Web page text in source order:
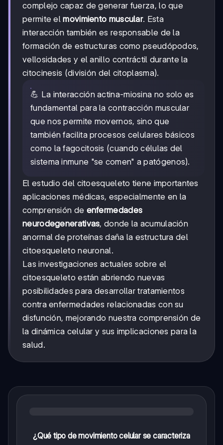
complejo capaz de generar fuerza, lo que
permite elmovimiento muscular. Esta
interacción también es responsable de la
formación de estructuras como pseudópodos,
vellosidades y el anillo contráctil durante la
citocinesis (división del citoplasma).
💪 La interacción actina-miosina no solo es
fundamental para la contracción muscular
que nos permite movernos, sino que
también facilita procesos celulares básicos
como la fagocitosis (cuando células del
sistema inmune "se comen" a patógenos).
El estudio del citoesqueleto tiene importantes
aplicaciones médicas, especialmente en la
comprensión de enfermedades
neurodegenerativas, donde la acumulación
anormal de proteínas daña la estructura del
citoesqueleto neuronal.
Las investigaciones actuales sobre el
citoesqueleto están abriendo nuevas
posibilidades para desarrollar tratamientos
contra enfermedades relacionadas con su
disfunción, mejorando nuestra comprensión de
la dinámica celular y sus implicaciones para la
salud.
¿Qué tipo de movimiento celular se caracteriza